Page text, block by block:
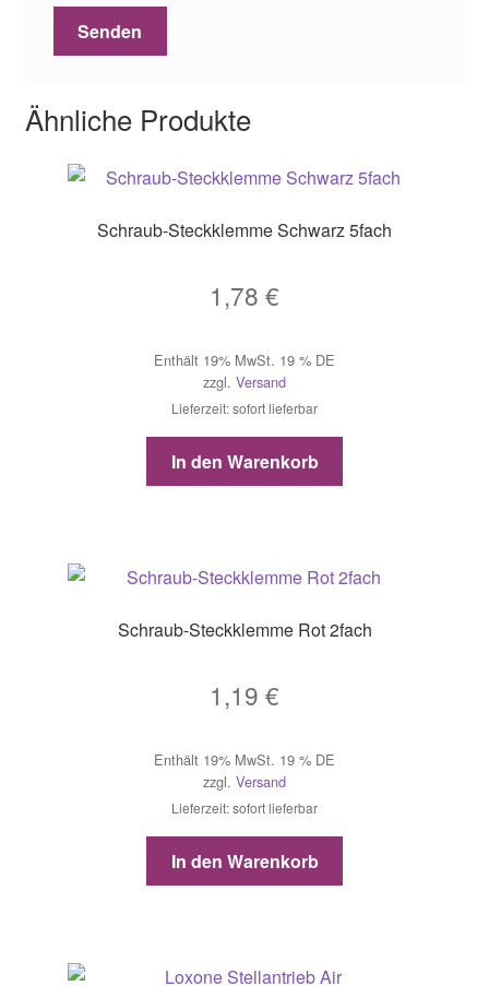
Ähnliche Produkte
Schraub-Steckklemme Schwarz 5fach
1,78 €
Enthält 19% MwSt. 19 % DE
zzgl. Versand
Lieferzeit: sofort lieferbar
In den Warenkorb
Schraub-Steckklemme Rot 2fach
1,19 €
Enthält 19% MwSt. 19 % DE
zzgl. Versand
Lieferzeit: sofort lieferbar
In den Warenkorb